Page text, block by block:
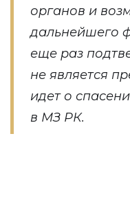
органов и
дальнейшего
еще раз
не является
идет о
в МЗ РК.